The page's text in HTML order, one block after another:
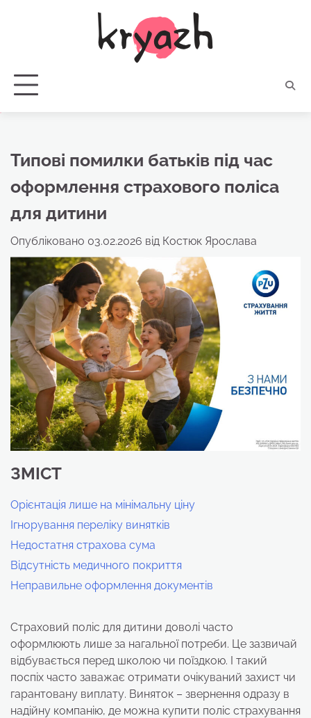
Типові помилки батьків під час
оформлення страхового поліса
для дитини
Опубліковано 03.02.2026 від Костюк Ярослава
ЗМІСТ
Орієнтація лише на мінімальну ціну
Ігнорування переліку винятків
Недостатня страхова сума
Відсутність медичного покриття
Неправильне оформлення документів
Страховий поліс для дитини доволі часто
оформлюють лише за нагальної потреби. Це зазвичай
відбувається перед школою чи поїздкою. І такий
поспіх часто заважає отримати очікуваний захист чи
гарантовану виплату. Виняток – звернення одразу в
надійну компанію, де можна купити поліс страхування